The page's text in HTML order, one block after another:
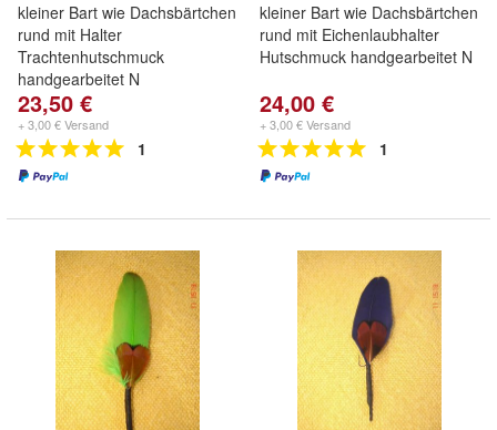
kleiner Bart wie Dachsbärtchen
rund mit Halter
Trachtenhutschmuck
handgearbeitet N
23,50 €
+ 3,00 € Versand
1
kleiner Bart wie Dachsbärtchen
rund mit Eichenlaubhalter
Hutschmuck handgearbeitet N
24,00 €
+ 3,00 € Versand
1